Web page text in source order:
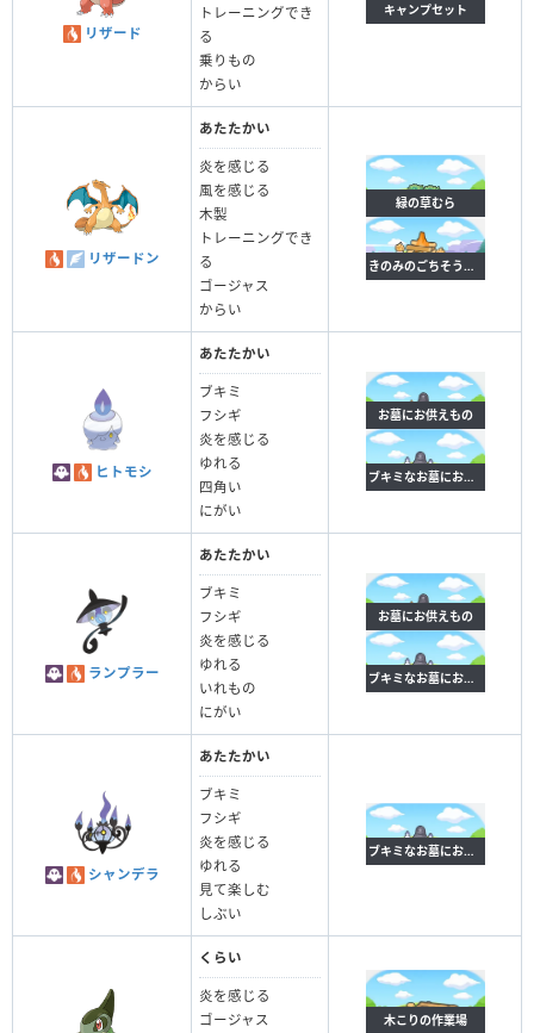
リザード
トレーニングでき
る
乗りもの
からい
キャンプセット
リザードン
あたたかい
炎を感じる
風を感じる
木製
トレーニングでき
る
ゴージャス
からい
緑の草むら
きのみのごちそうキャンプ
ヒトモシ
あたたかい
ブキミ
フシギ
炎を感じる
ゆれる
四角い
にがい
お墓にお供えもの
ブキミなお墓にお供えもの
ランプラー
あたたかい
ブキミ
フシギ
炎を感じる
ゆれる
いれもの
にがい
お墓にお供えもの
ブキミなお墓にお供えもの
シャンデラ
あたたかい
ブキミ
フシギ
炎を感じる
ゆれる
見て楽しむ
しぶい
ブキミなお墓にお供えもの
くらい
炎を感じる
ゴージャス
木こりの作業場